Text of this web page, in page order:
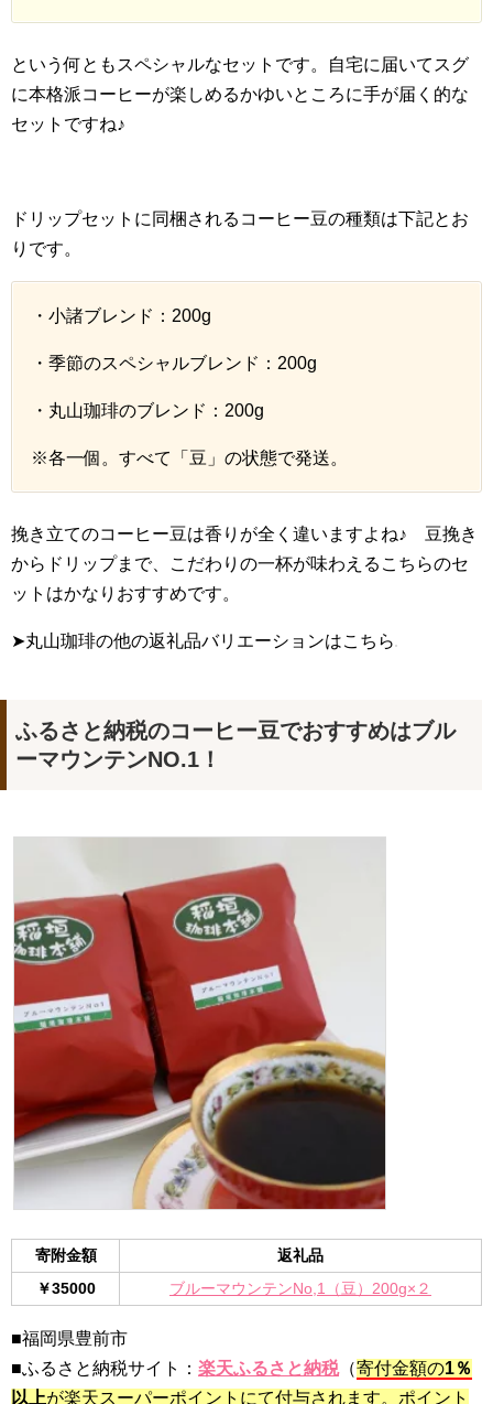
という何ともスペシャルなセットです。自宅に届いてスグ
に本格派コーヒーが楽しめるかゆいところに手が届く的な
セットですね♪
ドリップセットに同梱されるコーヒー豆の種類は下記とお
りです。
・小諸ブレンド：200g
・季節のスペシャルブレンド：200g
・丸山珈琲のブレンド：200g
※各一個。すべて「豆」の状態で発送。
挽き立てのコーヒー豆は香りが全く違いますよね♪ 豆挽き
からドリップまで、こだわりの一杯が味わえるこちらのセ
ットはかなりおすすめです。
➤丸山珈琲の他の返礼品バリエーションはこちら
ふるさと納税のコーヒー豆でおすすめはブル
ーマウンテンNO.1！
寄附金額
返礼品
￥35000
ブルーマウンテンNo,1（豆）200g×２
■福岡県豊前市
■ふるさと納税サイト： 楽天ふるさと納税（寄付金額の1％
以上が楽天スーパーポイントにて付与されます。ポイント